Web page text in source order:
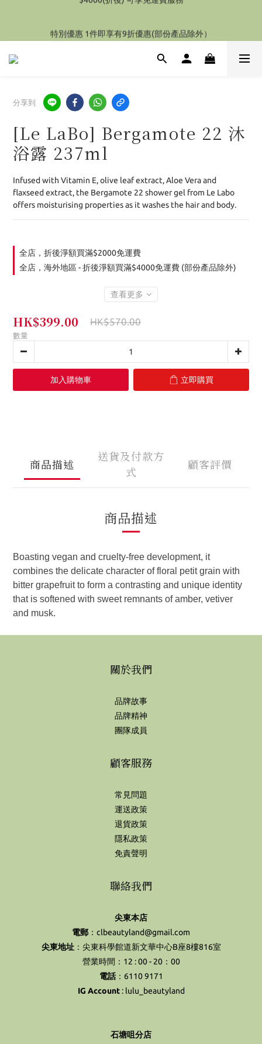
特別優惠 1件即享有9折優惠(部份產品除外）
分享到
[Le LaBo] Bergamote 22 沐
浴露 237ml
Infused with Vitamin E, olive leaf extract, Aloe Vera and
flaxseed extract, the Bergamote 22 shower gel from Le Labo
offers moisturising properties as it washes the hair and body.
全店，折後淨額買滿$2000免運費
全店，海外地區 - 折後淨額買滿$4000免運費 (部份產品除外)
查看更多
HK$399.00 HK$570.00
數量
加入購物車 立即購買
商品描述
送貨及付款方
式
顧客評價
商品描述
Boasting vegan and cruelty-free development, it
combines the delicate character of floral petit grain with
bitter grapefruit to form a contrasting and unique identity
that is softened with sweet remnants of amber, vetiver
and musk.
關於我們
品牌故事
品牌精神
團隊成員
顧客服務
常見問題
運送政策
退貨政策
隱私政策
免責聲明
聯絡我們
尖東本店
電郵 ：clbeautyland@gmail.com
尖東地址：尖東科學館道新文華中心B座8樓816室
營業時間：12 : 00 - 20：00
電話：6110 9171
IG Account: lulu_beautyland
石塘咀分店